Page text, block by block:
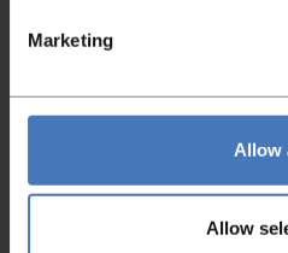
Marketing
Allow
Allow